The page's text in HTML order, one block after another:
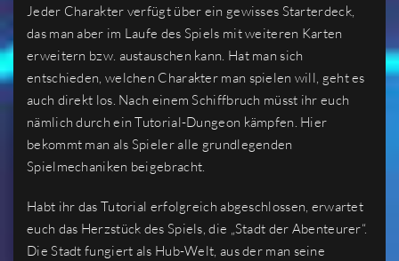
Jeder Charakter verfügt über ein gewisses Starterdeck,
das man aber im Laufe des Spiels mit weiteren Karten
erweitern bzw. austauschen kann. Hat man sich
entschieden, welchen Charakter man spielen will, geht es
auch direkt los. Nach einem Schiffbruch müsst ihr euch
nämlich durch ein Tutorial-Dungeon kämpfen. Hier
bekommt man als Spieler alle grundlegenden
Spielmechaniken beigebracht.
Habt ihr das Tutorial erfolgreich abgeschlossen, erwartet
euch das Herzstück des Spiels, die „Stadt der Abenteurer“.
Die Stadt fungiert als Hub-Welt, aus der man seine